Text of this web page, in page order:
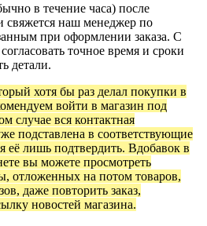
в течение часа) после
свяжется наш менеджер по
при оформлении заказа. С
точное время и сроки
детали.
хотя бы раз делал покупки в
войти в магазин под
случае вся контактная
подставлена в соответствующие
её лишь подтвердить. Вдобавок в
вы можете просмотреть
отложенных на потом товаров,
даже повторить заказ,
новостей магазина.